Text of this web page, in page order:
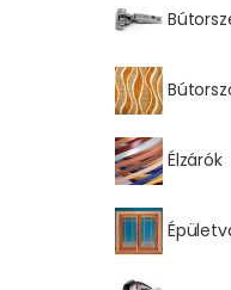
Élzárók